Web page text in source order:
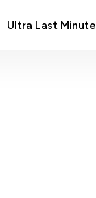
Ultra Last Minute